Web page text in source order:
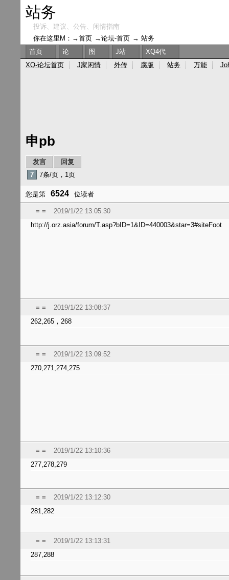
申pb
发言
回复
7
7条/页，1页
您是第 6524 位读者
= =
2019/1/22 13:05:30
http://j.orz.asia/forum/T.asp?bID=1&ID=440003&star=3#siteFoot
= =
2019/1/22 13:08:37
262,265，268
= =
2019/1/22 13:09:52
270,271,274,275
= =
2019/1/22 13:10:36
277,278,279
= =
2019/1/22 13:12:30
281,282
= =
2019/1/22 13:13:31
287,288
站务
投诉、建议、公告、闲情指南
你在这里M：→首页 →论坛-首页 → 站务
首页
论 图 J站
XQ4代
XQ-论坛首页
J家闲情 外传 腐版 站务 万能